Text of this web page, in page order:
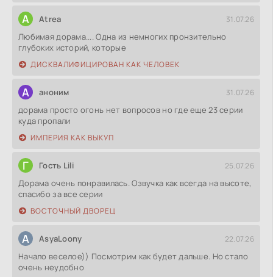
A Atrea 31.07.26
Любимая дорама.... Одна из немногих пронзительно
глубоких историй, которые
ДИСКВАЛИФИЦИРОВАН КАК ЧЕЛОВЕК
А аноним 31.07.26
дорама просто огонь нет вопросов но где еще 23 серии
куда пропали
ИМПЕРИЯ КАК ВЫКУП
Г Гость Lili 25.07.26
Дорама очень понравилась. Озвучка как всегда на высоте,
спасибо за все серии
ВОСТОЧНЫЙ ДВОРЕЦ
A AsyaLoony 22.07.26
Начало веселое)) Посмотрим как будет дальше. Но стало
очень неудобно